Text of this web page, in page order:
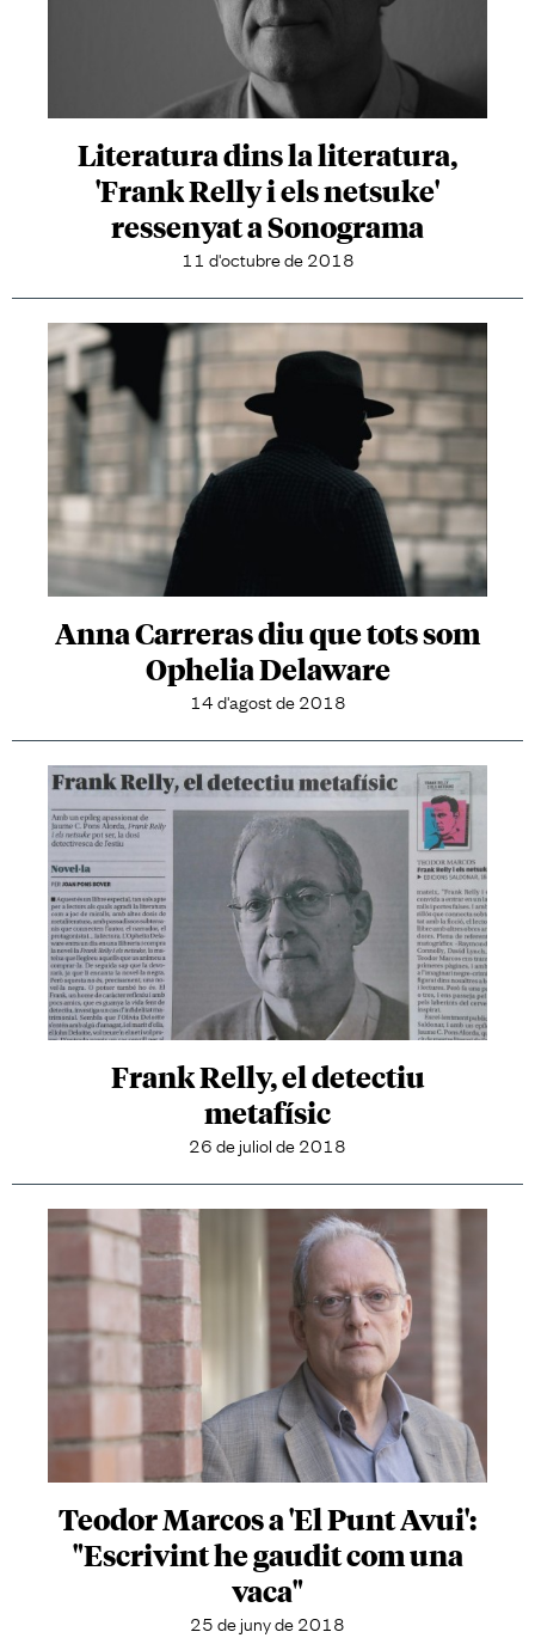
Literatura dins la literatura,
'Frank Relly i els netsuke'
ressenyat a Sonograma
11 d'octubre de 2018
Anna Carreras diu que tots som
Ophelia Delaware
14 d'agost de 2018
Frank Relly, el detectiu
metafísic
26 de juliol de 2018
Teodor Marcos a 'El Punt Avui':
"Escrivint he gaudit com una
vaca"
25 de juny de 2018